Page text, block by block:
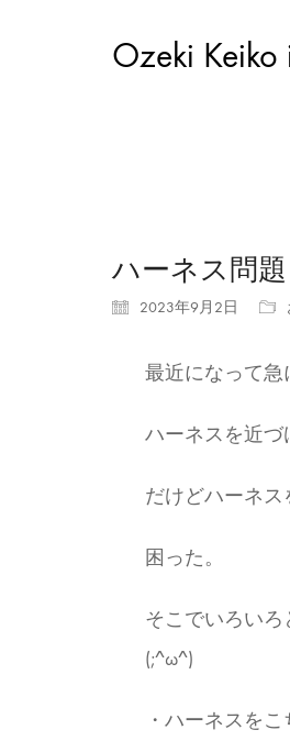
Ozeki Keiko
ハーネス問題
2023年9月2日
最近になって
ハーネスを近づ
だけどハーネス
困った。
そこでいろい
(;^ω^)
・ハーネスをこ